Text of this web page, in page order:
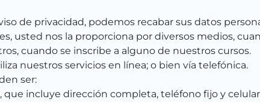
de privacidad, podemos recabar sus datos
usted nos la proporciona por diversos medios,
cuando se inscribe a alguno de nuestros cursos.
nuestros servicios en línea; o bien vía telefónica.
ser:
incluye dirección completa, teléfono fijo y